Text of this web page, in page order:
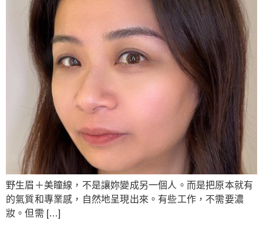
野生眉＋美瞳線，不是讓妳變成另一個人。而是把原本就有
的氣質和專業感，自然地呈現出來。有些工作，不需要濃
妝。但需 […]